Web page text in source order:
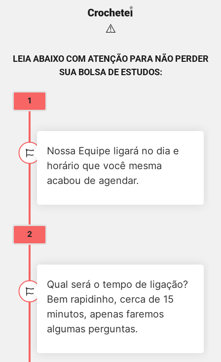
⚠️
LEIA ABAIXO COM ATENÇÃO PARA NÃO PERDER
SUA BOLSA DE ESTUDOS:
1
Nossa Equipe ligará no dia e
horário que você mesma
acabou de agendar.
2
Qual será o tempo de ligação?
Bem rapidinho, cerca de 15
minutos, apenas faremos
algumas perguntas.